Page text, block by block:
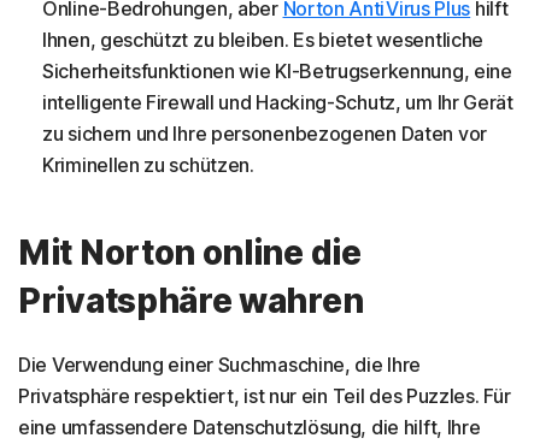
Online-Bedrohungen, aber Norton AntiVirus Plus hilft
Ihnen, geschützt zu bleiben. Es bietet wesentliche
Sicherheitsfunktionen wie KI-Betrugserkennung, eine
intelligente Firewall und Hacking-Schutz, um Ihr Gerät
zu sichern und Ihre personenbezogenen Daten vor
Kriminellen zu schützen.
Mit Norton online die
Privatsphäre wahren
Die Verwendung einer Suchmaschine, die Ihre
Privatsphäre respektiert, ist nur ein Teil des Puzzles. Für
eine umfassendere Datenschutzlösung, die hilft, Ihre